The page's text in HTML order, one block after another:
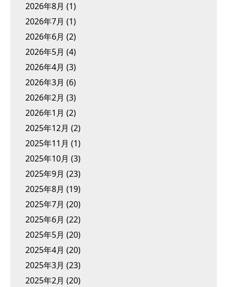
2026年8月 (1)
2026年7月 (1)
2026年6月 (2)
2026年5月 (4)
2026年4月 (3)
2026年3月 (6)
2026年2月 (3)
2026年1月 (2)
2025年12月 (2)
2025年11月 (1)
2025年10月 (3)
2025年9月 (23)
2025年8月 (19)
2025年7月 (20)
2025年6月 (22)
2025年5月 (20)
2025年4月 (20)
2025年3月 (23)
2025年2月 (20)